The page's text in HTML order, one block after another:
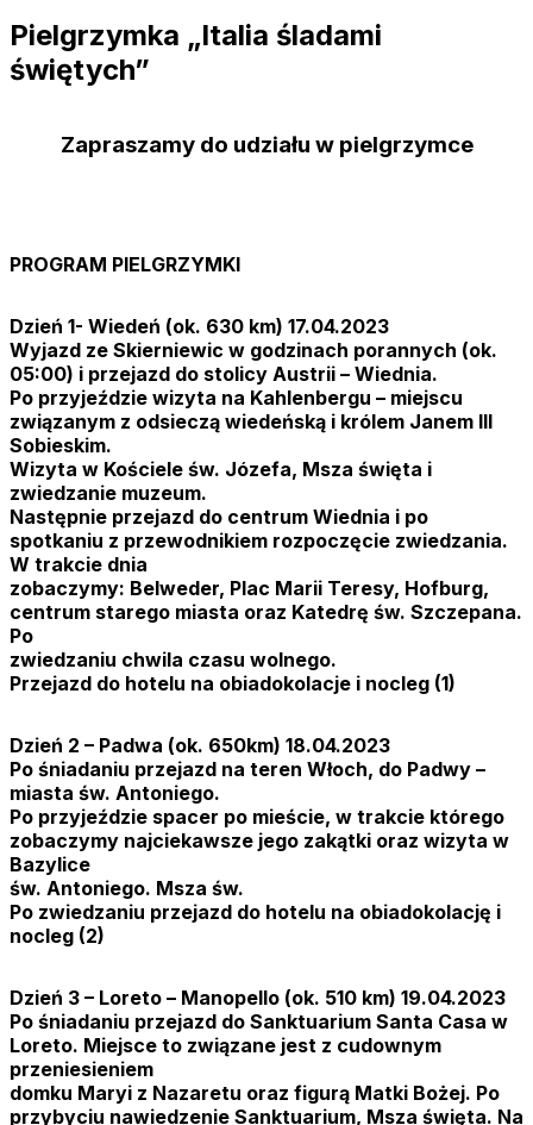
Pielgrzymka „Italia śladami
świętych”
Zapraszamy do udziału w pielgrzymce
PROGRAM PIELGRZYMKI
Dzień 1- Wiedeń (ok. 630 km) 17.04.2023
Wyjazd ze Skierniewic w godzinach porannych (ok.
05:00) i przejazd do stolicy Austrii – Wiednia.
Po przyjeździe wizyta na Kahlenbergu – miejscu
związanym z odsieczą wiedeńską i królem Janem III
Sobieskim.
Wizyta w Kościele św. Józefa, Msza święta i
zwiedzanie muzeum.
Następnie przejazd do centrum Wiednia i po
spotkaniu z przewodnikiem rozpoczęcie zwiedzania.
W trakcie dnia
zobaczymy: Belweder, Plac Marii Teresy, Hofburg,
centrum starego miasta oraz Katedrę św. Szczepana.
Po
zwiedzaniu chwila czasu wolnego.
Przejazd do hotelu na obiadokolacje i nocleg (1)
Dzień 2 – Padwa (ok. 650km) 18.04.2023
Po śniadaniu przejazd na teren Włoch, do Padwy –
miasta św. Antoniego.
Po przyjeździe spacer po mieście, w trakcie którego
zobaczymy najciekawsze jego zakątki oraz wizyta w
Bazylice
św. Antoniego. Msza św.
Po zwiedzaniu przejazd do hotelu na obiadokolację i
nocleg (2)
Dzień 3 – Loreto – Manopello (ok. 510 km) 19.04.2023
Po śniadaniu przejazd do Sanktuarium Santa Casa w
Loreto. Miejsce to związane jest z cudownym
przeniesieniem
domku Maryi z Nazaretu oraz figurą Matki Bożej. Po
przybyciu nawiedzenie Sanktuarium, Msza święta. Na